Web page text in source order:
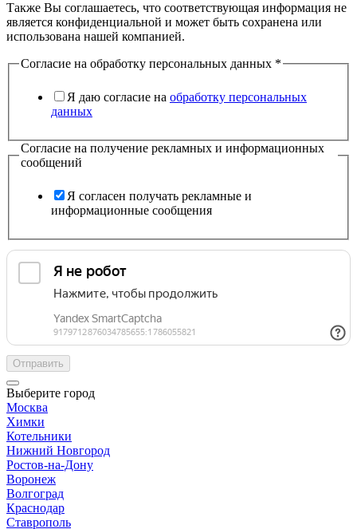
Также Вы соглашаетесь, что соответствующая информация не
является конфиденциальной и может быть сохранена или
использована нашей компанией.
Согласие
Согласие на обработку персональных данных *
Я даю согласие на обработку персональных
данных
Согласие на получение рекламных и информационных
сообщений
Я согласен получать рекламные и
информационные сообщения
Отправить
Выберите город
Москва
Химки
Котельники
Нижний Новгород
Ростов-на-Дону
Воронеж
Волгоград
Краснодар
Ставрополь